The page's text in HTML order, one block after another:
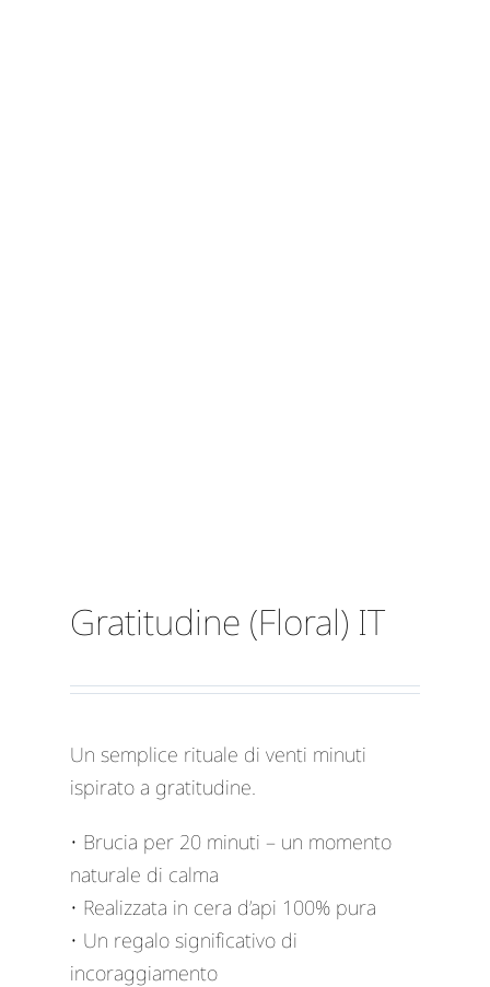
Gratitudine (Floral) IT
Un semplice rituale di venti minuti
ispirato a gratitudine.
• Brucia per 20 minuti – un momento
naturale di calma
• Realizzata in cera d’api 100% pura
• Un regalo significativo di
incoraggiamento